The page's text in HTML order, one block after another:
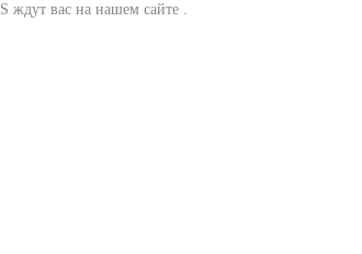
ждут вас на нашем сайте .